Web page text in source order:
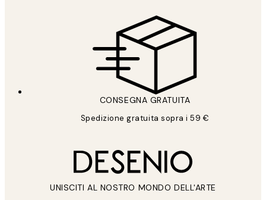
CONSEGNA GRATUITA
Spedizione gratuita sopra i 59 €
UNISCITI AL NOSTRO MONDO DELL'ARTE